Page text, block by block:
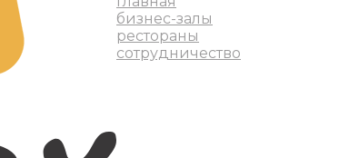
бизнес-залы
рестораны
сотрудничество